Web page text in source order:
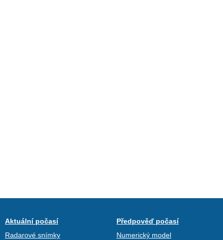
Aktuální počasí
Radarové snímky
Předpověď počasí
Numerický model